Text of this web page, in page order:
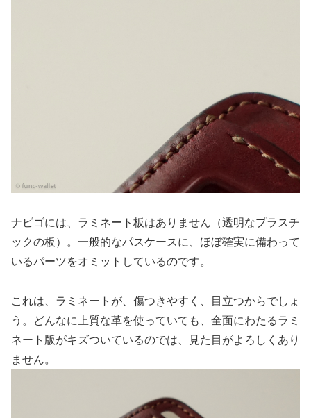
ナビゴには、ラミネート板はありません（透明なプラスチ
ックの板）。一般的なパスケースに、ほぼ確実に備わって
いるパーツをオミットしているのです。
これは、ラミネートが、傷つきやすく、目立つからでしょ
う。どんなに上質な革を使っていても、全面にわたるラミ
ネート版がキズついているのでは、見た目がよろしくあり
ません。